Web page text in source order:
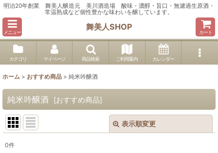
明治20年創業 舞美人醸造元 美川酒造場 酸味・濃醇・旨口・無濾過生原酒・
常温熟成など個性豊かな味わいを醸しています。
メニュー
舞美人SHOP
カート
カテゴリ マイページ 商品検索 ご利用案内 カレンダー
ホーム > おすすめ商品 > 純米吟醸酒
純米吟醸酒 [おすすめ商品]
表示順変更
0件